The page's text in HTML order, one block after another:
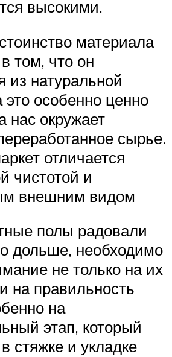
высокими.
материала
том, что он
из натуральной
особенно ценно
нас окружает
сырье.
отличается
чистотой и
внешним видом
полы радовали
дольше, необходимо
не только на их
на правильность
на
этап, который
стяжке и укладке